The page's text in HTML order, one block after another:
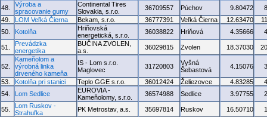
48.
Výroba a
spracovanie gumy
Continental Tires
Slovakia, s.r.o.
36709557 Púchov 9.80472
49.
LOM Veľká Čierna Bekam, s.r.o. 36777391 Veľká Čierna 12.63470
50.
Kotolňa
Hriňovská
energetická, s.r.o.
36038822 Hriňová 4.35666
51.
Prevádzka
energetika
BUČINA ZVOLEN,
a.s.
36029815 Zvolen 18.37030
52.
Kameňolom a
výrobná linka
drveného kameňa
IS - Lom s.r.o.
Maglovec
31720803
Vyšná
Šebastová
4.15076
53. Kotolňa pri stanici Teplo GGE s.r.o. 36012424 Želiezovce 4.83285
54.
Lom Sedlice
EUROVIA -
Kameňolomy, s.r.o.
36574988 Sedlice 3.97755
55.
Lom Ruskov -
Strahuľka
PK Metrostav, a.s. 35697814 Ruskov 16.50710